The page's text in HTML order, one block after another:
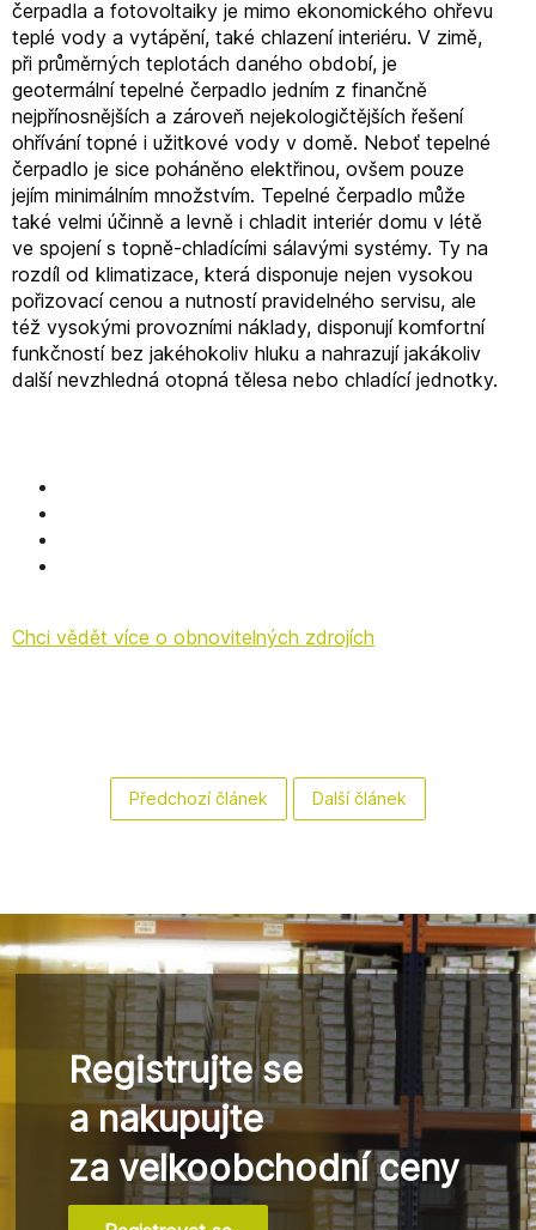
čerpadla a fotovoltaiky je mimo ekonomického ohřevu
teplé vody a vytápění, také chlazení interiéru. V zimě,
při průměrných teplotách daného období, je
geotermální tepelné čerpadlo jedním z finančně
nejpřínosnějších a zároveň nejekologičtějších řešení
ohřívání topné i užitkové vody v domě. Neboť tepelné
čerpadlo je sice poháněno elektřinou, ovšem pouze
jejím minimálním množstvím. Tepelné čerpadlo může
také velmi účinně a levně i chladit interiér domu v létě
ve spojení s topně-chladícími sálavými systémy. Ty na
rozdíl od klimatizace, která disponuje nejen vysokou
pořizovací cenou a nutností pravidelného servisu, ale
též vysokými provozními náklady, disponují komfortní
funkčností bez jakéhokoliv hluku a nahrazují jakákoliv
další nevzhledná otopná tělesa nebo chladící jednotky.
Chci vědět více o obnovitelných zdrojích
Předchozí článek Další článek
Registrujte se
a nakupujte
za velkoobchodní ceny